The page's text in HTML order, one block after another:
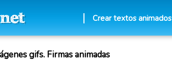
Crear textos animados
gifs. Firmas animadas